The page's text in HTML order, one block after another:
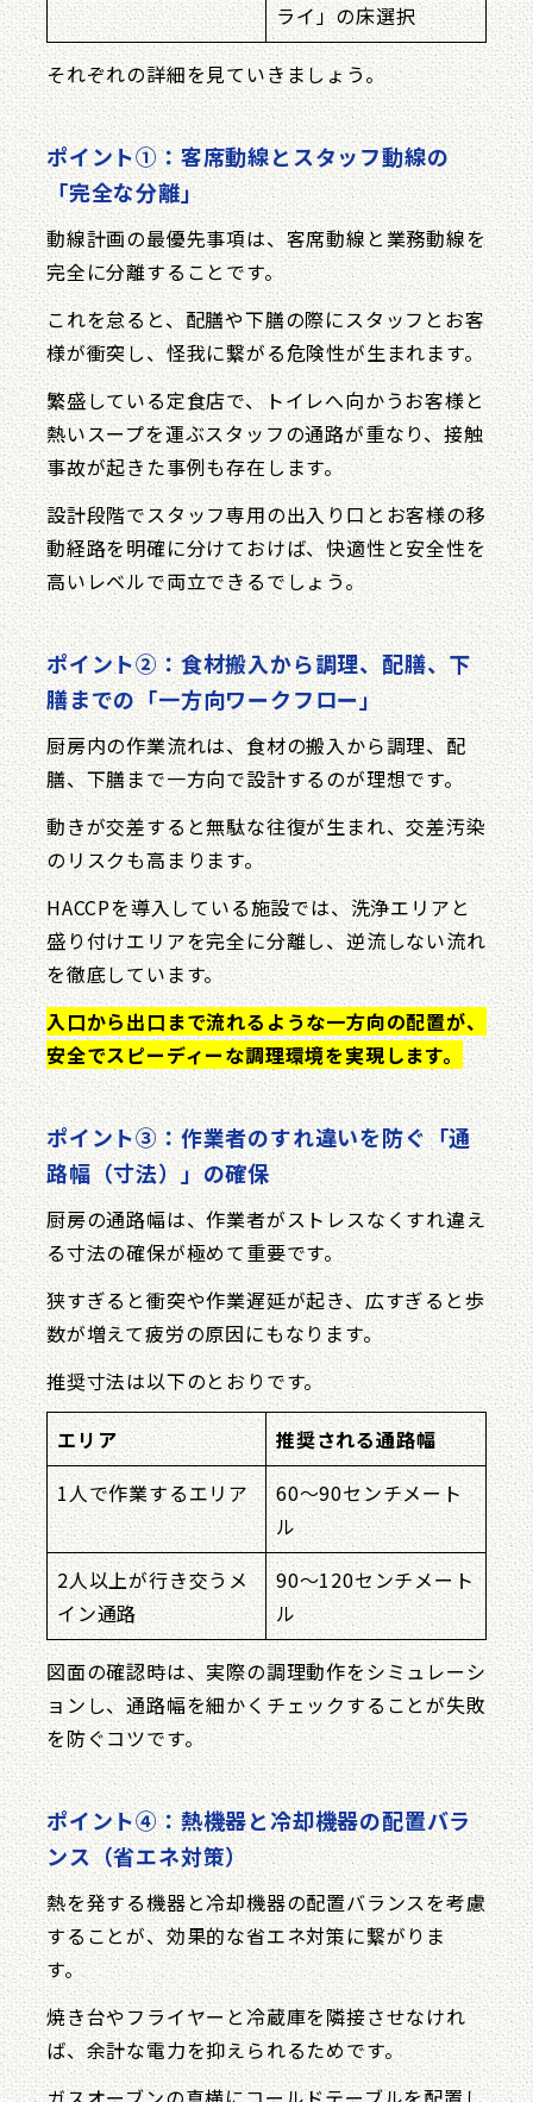
ライ」の床選択
それぞれの詳細を見ていきましょう。
ポイント①：客席動線とスタッフ動線の
「完全な分離」
動線計画の最優先事項は、客席動線と業務動線を
完全に分離することです。
これを怠ると、配膳や下膳の際にスタッフとお客
様が衝突し、怪我に繋がる危険性が生まれます。
繁盛している定食店で、トイレへ向かうお客様と
熱いスープを運ぶスタッフの通路が重なり、接触
事故が起きた事例も存在します。
設計段階でスタッフ専用の出入り口とお客様の移
動経路を明確に分けておけば、快適性と安全性を
高いレベルで両立できるでしょう。
ポイント②：食材搬入から調理、配膳、下
膳までの「一方向ワークフロー」
厨房内の作業流れは、食材の搬入から調理、配
膳、下膳まで一方向で設計するのが理想です。
動きが交差すると無駄な往復が生まれ、交差汚染
のリスクも高まります。
HACCPを導入している施設では、洗浄エリアと
盛り付けエリアを完全に分離し、逆流しない流れ
を徹底しています。
入口から出口まで流れるような一方向の配置が、
安全でスピーディーな調理環境を実現します。
ポイント③：作業者のすれ違いを防ぐ「通
路幅（寸法）」の確保
厨房の通路幅は、作業者がストレスなくすれ違え
る寸法の確保が極めて重要です。
狭すぎると衝突や作業遅延が起き、広すぎると歩
数が増えて疲労の原因にもなります。
推奨寸法は以下のとおりです。
エリア
推奨される通路幅
1人で作業するエリア
60〜90センチメート
ル
2人以上が行き交うメ
イン通路
90〜120センチメート
ル
図面の確認時は、実際の調理動作をシミュレーシ
ョンし、通路幅を細かくチェックすることが失敗
を防ぐコツです。
ポイント④：熱機器と冷却機器の配置バラ
ンス（省エネ対策）
熱を発する機器と冷却機器の配置バランスを考慮
することが、効果的な省エネ対策に繋がりま
す。
焼き台やフライヤーと冷蔵庫を隣接させなけれ
ば、余計な電力を抑えられるためです。